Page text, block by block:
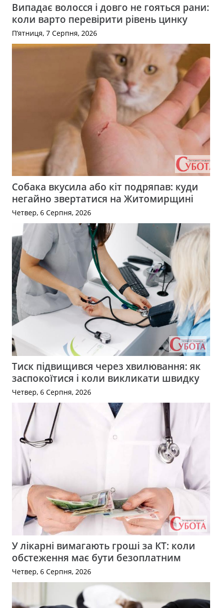
Випадає волосся і довго не гояться рани:
коли варто перевірити рівень цинку
П’ятниця, 7 Серпня, 2026
Собака вкусила або кіт подряпав: куди
негайно звертатися на Житомирщині
Четвер, 6 Серпня, 2026
Тиск підвищився через хвилювання: як
заспокоїтися і коли викликати швидку
Четвер, 6 Серпня, 2026
У лікарні вимагають гроші за КТ: коли
обстеження має бути безоплатним
Четвер, 6 Серпня, 2026